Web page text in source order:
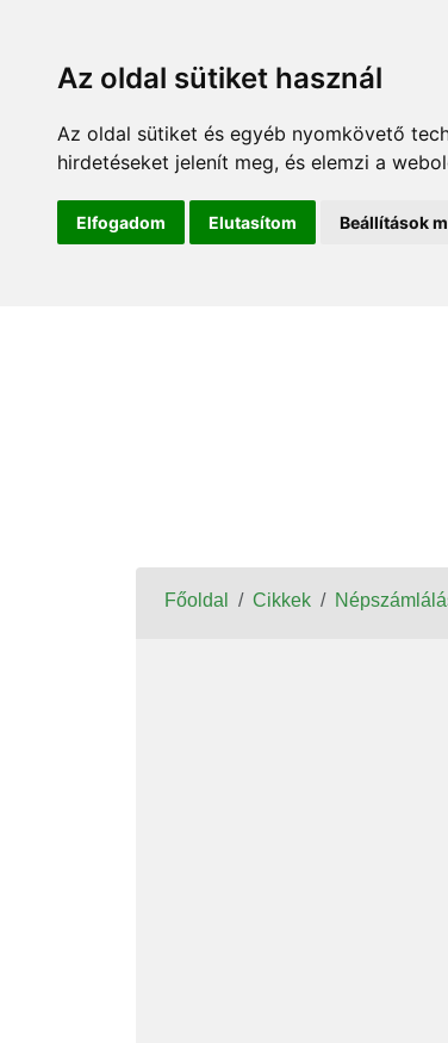
Az oldal sütiket használ
Az oldal sütiket és egyéb nyomkövető
hirdetéseket jelenít meg, és elemzi a
Elfogadom Elutasítom Beállítások
Főoldal Cikkek